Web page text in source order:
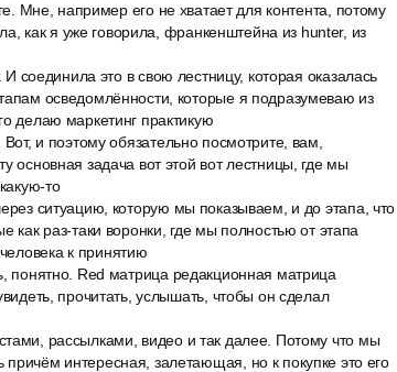
Мне, например его не хватает для контента, потому
как я уже говорила, франкенштейна из hunter, из
соединила это в свою лестницу, которая оказалась
осведомлённости, которые я подразумеваю из
делаю маркетинг практикую
и поэтому обязательно посмотрите, вам,
основная задача вот этой вот лестницы, где мы
то
ситуацию, которую мы показываем, и до этапа, что
как раз-таки воронки, где мы полностью от этапа
к принятию
понятно. Red матрица редакционная матрица
прочитать, услышать, чтобы он сделал
рассылками, видео и так далее. Потому что мы
интересная, залетающая, но к покупке это его